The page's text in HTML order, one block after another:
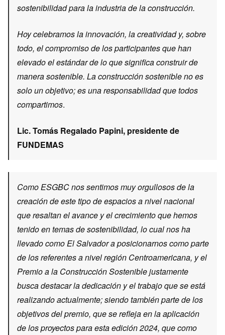
sostenibilidad para la industria de la construcción.
Hoy celebramos la innovación, la creatividad y, sobre
todo, el compromiso de los participantes que han
elevado el estándar de lo que significa construir de
manera sostenible. La construcción sostenible no es
solo un objetivo; es una responsabilidad que todos
compartimos.
Lic. Tomás Regalado Papini, presidente de
FUNDEMAS
Como ESGBC nos sentimos muy orgullosos de la
creación de este tipo de espacios a nivel nacional
que resaltan el avance y el crecimiento que hemos
tenido en temas de sostenibilidad, lo cual nos ha
llevado como El Salvador a posicionarnos como parte
de los referentes a nivel región Centroamericana, y el
Premio a la Construcción Sostenible justamente
busca destacar la dedicación y el trabajo que se está
realizando actualmente; siendo también parte de los
objetivos del premio, que se refleja en la aplicación
de los proyectos para esta edición 2024, que como